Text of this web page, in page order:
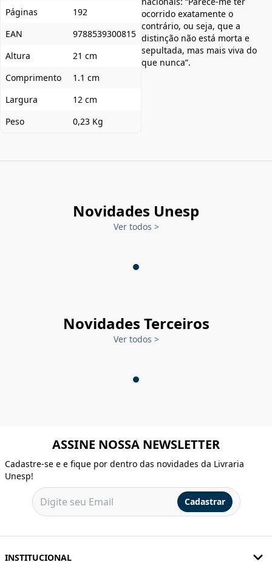
Páginas
192
EAN
9788539300815
Altura
21 cm
Comprimento
1.1 cm
Largura
12 cm
Peso
0,23 Kg
ocorrido exatamente o
contrário, ou seja, que a
distinção não está morta e
sepultada, mas mais viva do
que nunca”.
Novidades Unesp
Ver todos >
Novidades Terceiros
Ver todos >
ASSINE NOSSA NEWSLETTER
Cadastre-se e e fique por dentro das novidades da Livraria
Unesp!
Cadastrar
INSTITUCIONAL